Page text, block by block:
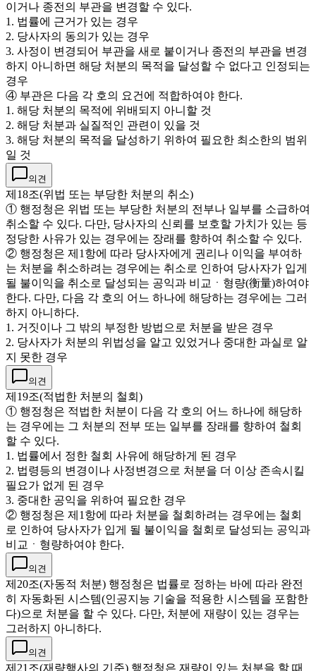
이거나 종전의 부관을 변경할 수 있다.
1. 법률에 근거가 있는 경우
2. 당사자의 동의가 있는 경우
3. 사정이 변경되어 부관을 새로 붙이거나 종전의 부관을 변경
하지 아니하면 해당 처분의 목적을 달성할 수 없다고 인정되는
경우
④ 부관은 다음 각 호의 요건에 적합하여야 한다.
1. 해당 처분의 목적에 위배되지 아니할 것
2. 해당 처분과 실질적인 관련이 있을 것
3. 해당 처분의 목적을 달성하기 위하여 필요한 최소한의 범위
일 것
의견
제18조(위법 또는 부당한 처분의 취소)
① 행정청은 위법 또는 부당한 처분의 전부나 일부를 소급하여
취소할 수 있다. 다만, 당사자의 신뢰를 보호할 가치가 있는 등
정당한 사유가 있는 경우에는 장래를 향하여 취소할 수 있다.
② 행정청은 제1항에 따라 당사자에게 권리나 이익을 부여하
는 처분을 취소하려는 경우에는 취소로 인하여 당사자가 입게
될 불이익을 취소로 달성되는 공익과 비교ㆍ형량(衡量)하여야
한다. 다만, 다음 각 호의 어느 하나에 해당하는 경우에는 그러
하지 아니하다.
1. 거짓이나 그 밖의 부정한 방법으로 처분을 받은 경우
2. 당사자가 처분의 위법성을 알고 있었거나 중대한 과실로 알
지 못한 경우
의견
제19조(적법한 처분의 철회)
① 행정청은 적법한 처분이 다음 각 호의 어느 하나에 해당하
는 경우에는 그 처분의 전부 또는 일부를 장래를 향하여 철회
할 수 있다.
1. 법률에서 정한 철회 사유에 해당하게 된 경우
2. 법령등의 변경이나 사정변경으로 처분을 더 이상 존속시킬
필요가 없게 된 경우
3. 중대한 공익을 위하여 필요한 경우
② 행정청은 제1항에 따라 처분을 철회하려는 경우에는 철회
로 인하여 당사자가 입게 될 불이익을 철회로 달성되는 공익과
비교ㆍ형량하여야 한다.
의견
제20조(자동적 처분) 행정청은 법률로 정하는 바에 따라 완전
히 자동화된 시스템(인공지능 기술을 적용한 시스템을 포함한
다)으로 처분을 할 수 있다. 다만, 처분에 재량이 있는 경우는
그러하지 아니하다.
의견
제21조(재량행사의 기준) 행정청은 재량이 있는 처분을 할 때